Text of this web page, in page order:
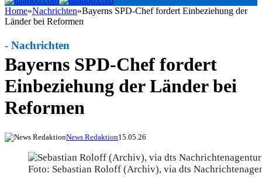
Home»Nachrichten»Bayerns SPD-Chef fordert Einbeziehung der
Länder bei Reformen
Bayerns SPD-Chef fordert
Einbeziehung der Länder bei
Reformen
- Nachrichten
News Redaktion15.05.26
Foto: Sebastian Roloff (Archiv), via dts